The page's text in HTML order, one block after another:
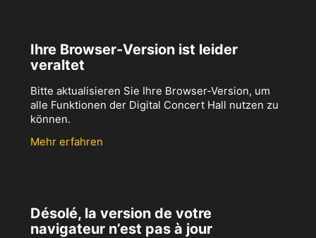
Ihre Browser-Version ist leider
veraltet
Bitte aktualisieren Sie Ihre Browser-Version, um
alle Funktionen der Digital Concert Hall nutzen zu
können.
Mehr erfahren
Désolé, la version de votre
navigateur n’est pas à jour